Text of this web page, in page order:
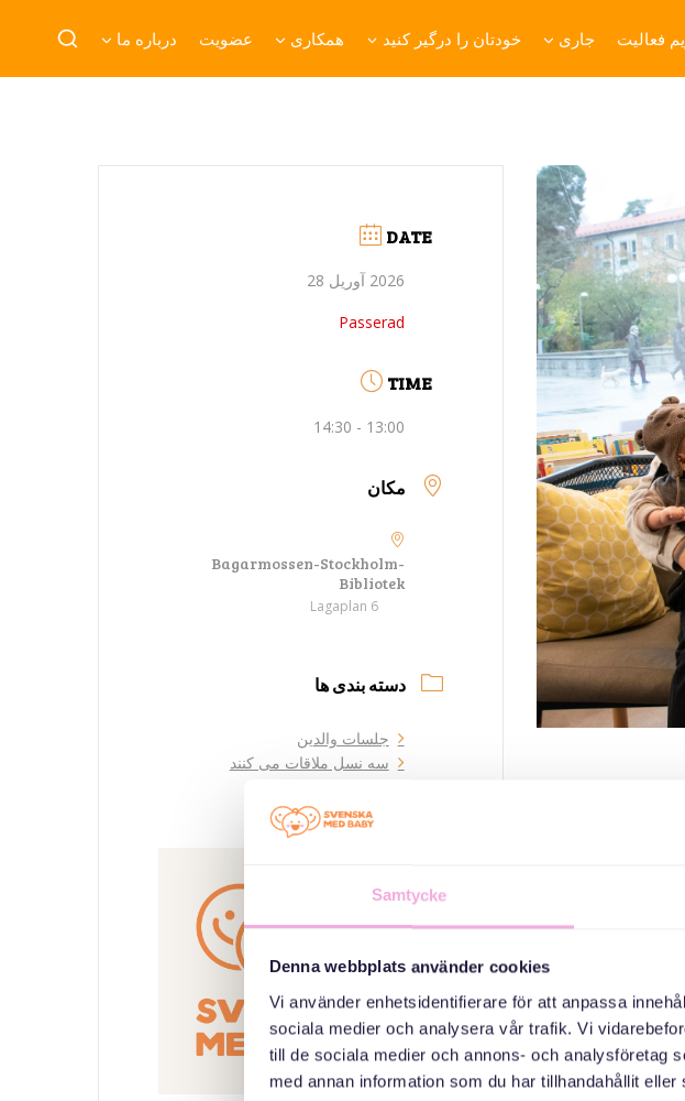
Samtycke
Denna webbplats använder cookies
Vi använder enhetsidentifierare för att anpassa
sociala medier och analysera vår trafik. Vi
till de sociala medier och annons- och analysföretag
med annan information som du har tillhandahållit
فعالیت جاری خودتان را درگیر کنید همکاری عضویت درباره ما
Att läsa böcker
Till denna träff
DATE
2026 آوریل 28
Passerad
TIME
13:00 - 14:30
مکان
Bagarmossen-Stockholm-
Bibliotek
Lagaplan 6
دسته بندی ها
جلسات والدین
سه نسل ملاقات می کنند
سازمان دهنده